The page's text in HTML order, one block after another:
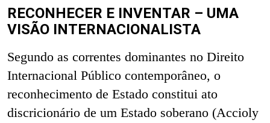
RECONHECER E INVENTAR – UMA
VISÃO INTERNACIONALISTA
Segundo as correntes dominantes no Direito
Internacional Público contemporâneo, o
reconhecimento de Estado constitui ato
discricionário de um Estado soberano (Accioly